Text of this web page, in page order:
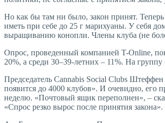
Но как бы там ни было, закон принят.
иметь при себе до 25 г марихуаны. У себя
выращиванию конопли. Члены клуба (не
Опрос, проведенный компанией T-Online,
20%, а среди 30–39-летних – 11%. На группу
Председатель Cannabis Social Clubs
появится до 4000 клубов». И очевидно, его
неделю. «Почтовый ящик переполнен», –
«Спрос резко вырос после принятия